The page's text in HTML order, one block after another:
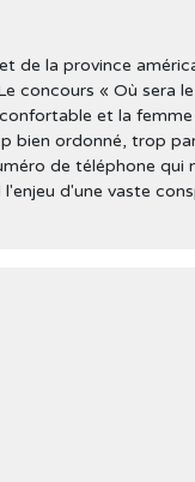
de la province
concours « Où sera
et la
bien ordonné, trop
de téléphone qui
d'une vaste